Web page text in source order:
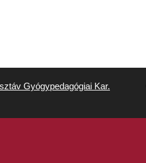
Gyógypedagógiai Kar.